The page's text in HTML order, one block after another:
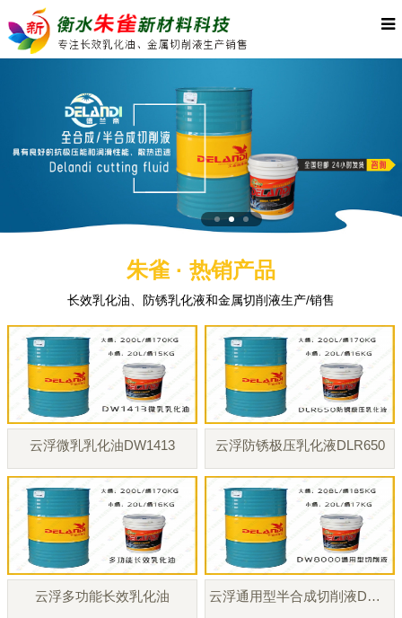
朱雀 · 热销产品
长效乳化油、防锈乳化液和金属切削液生产/销售
云浮微乳乳化油DW1413 云浮防锈极压乳化液DLR650
云浮多功能长效乳化油 云浮通用型半合成切削液DW8000